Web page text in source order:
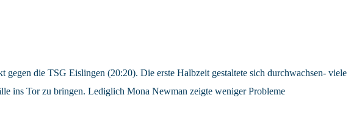
die TSG Eislingen (20:20). Die erste Halbzeit gestaltete sich durchwachsen- viele
ins Tor zu bringen. Lediglich Mona Newman zeigte weniger Probleme